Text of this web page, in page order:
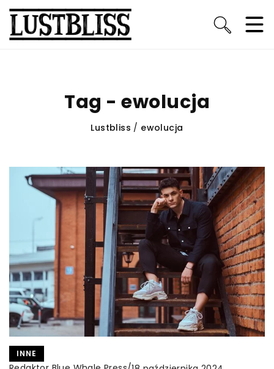
Tag - ewolucja
Lustbliss / ewolucja
INNE